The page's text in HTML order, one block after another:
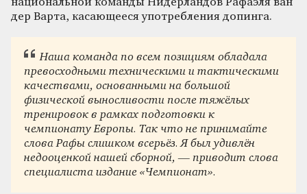
дер Варта, касающееся употребления допинга.
Наша команда по всем позициям обладала
превосходными техническими и тактическими
качествами, основанными на большой
физической выносливости после тяжёлых
тренировок в рамках подготовки к
чемпионату Европы. Так что не принимайте
слова Рафы слишком всерьёз. Я был удивлён
недооценкой нашей сборной, — приводит слова
специалиста издание«Чемпионат».